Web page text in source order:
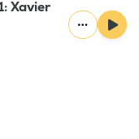
Xavier